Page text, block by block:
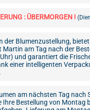
: ÜBERMORGEN !
der Blumenzustellung,
Martin am Tag nach der
und garantiert die
einer intelligenten
am nächsten Tag nach
Ihre Bestellung von Montag